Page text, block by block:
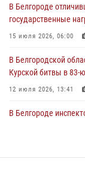
«Я расскажу вам о
отставке Виктора
03 августа 2026, 10:37
В Белгороде
государственные
15 июля 2026, 06:00
В Белгородской
Курской битвы в 83-
12 июля 2026, 13:41
В Белгороде